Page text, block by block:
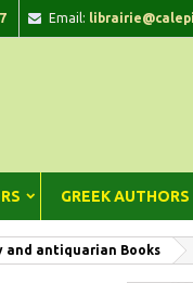
Email:
GREEK AUTHORS
and antiquarian Books